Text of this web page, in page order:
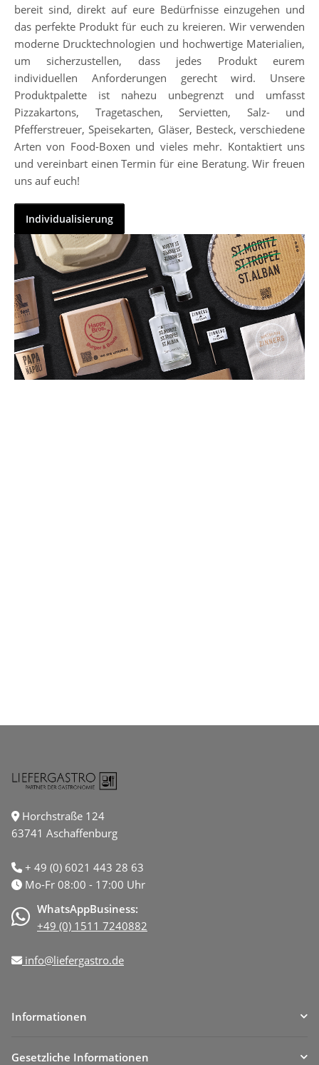
bereit sind, direkt auf eure Bedürfnisse einzugehen und
das perfekte Produkt für euch zu kreieren. Wir verwenden
moderne Drucktechnologien und hochwertige Materialien,
um sicherzustellen, dass jedes Produkt eurem
individuellen Anforderungen gerecht wird. Unsere
Produktpalette ist nahezu unbegrenzt und umfasst
Pizzakartons, Tragetaschen, Servietten, Salz- und
Pfefferstreuer, Speisekarten, Gläser, Besteck, verschiedene
Arten von Food-Boxen und vieles mehr. Kontaktiert uns
und vereinbart einen Termin für eine Beratung. Wir freuen
uns auf euch!
Individualisierung
Horchstraße 124
63741 Aschaffenburg
+ 49 (0) 6021 443 28 63
Mo-Fr 08:00 - 17:00 Uhr
WhatsAppBusiness:
+49 (0) 1511 7240882
info@liefergastro.de
Informationen
Gesetzliche Informationen